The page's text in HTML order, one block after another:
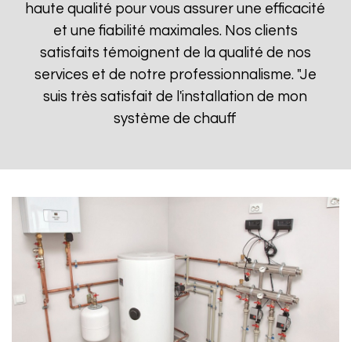
haute qualité pour vous assurer une efficacité
et une fiabilité maximales. Nos clients
satisfaits témoignent de la qualité de nos
services et de notre professionnalisme. "Je
suis très satisfait de l'installation de mon
système de chauff